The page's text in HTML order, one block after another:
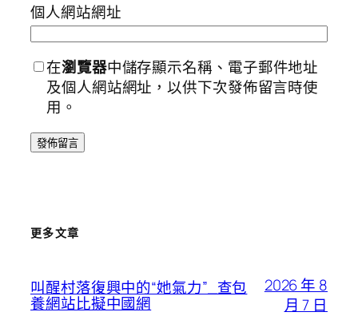
個人網站網址
在瀏覽器中儲存顯示名稱、電子郵件地址
及個人網站網址，以供下次發佈留言時使
用。
更多文章
叫醒村落復興中的“她氣力”_查包
養網站比擬中國網
2026 年 8
月 7 日